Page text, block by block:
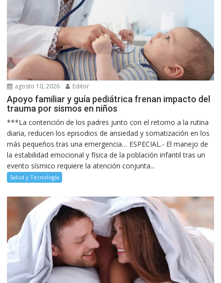
agosto 10, 2026 Editor
Apoyo familiar y guía pediátrica frenan impacto del
trauma por sismos en niños
***La contención de los padres junto con el retorno a la rutina
diaria, reducen los episodios de ansiedad y somatización en los
más pequeños tras una emergencia… ESPECIAL.- El manejo de
la estabilidad emocional y física de la población infantil tras un
evento sísmico requiere la atención conjunta...
Salud y Tecnología